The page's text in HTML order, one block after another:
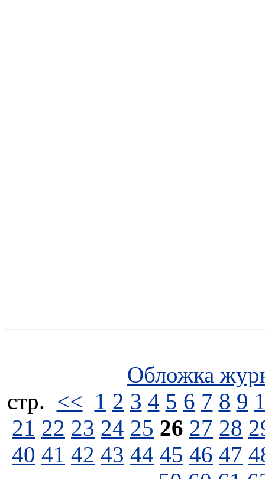
Обложка
стp. << 1 2 3 4 5 6 7 8 9
21 22 23 24 25 26 27 28
40 41 42 43 44 45 46 47